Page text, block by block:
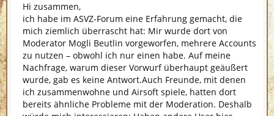
Hi zusammen,
ich habe im ASVZ-Forum eine Erfahrung gemacht, die
mich ziemlich überrascht hat: Mir wurde dort von
Moderator Mogli Beutlin vorgeworfen, mehrere Accounts
zu nutzen – obwohl ich nur einen habe. Auf meine
Nachfrage, warum dieser Vorwurf überhaupt geäußert
wurde, gab es keine Antwort.Auch Freunde, mit denen
ich zusammenwohne und Airsoft spiele, hatten dort
bereits ähnliche Probleme mit der Moderation. Deshalb